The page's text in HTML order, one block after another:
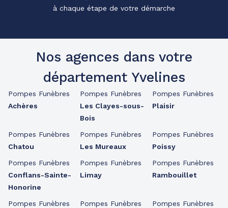
à chaque étape de votre démarche
Nos agences dans votre
département Yvelines
Pompes Funèbres
Achères
Pompes Funèbres
Chatou
Pompes Funèbres
Conflans-Sainte-
Honorine
Pompes Funèbres
Pompes Funèbres
Les Clayes-sous-
Bois
Pompes Funèbres
Les Mureaux
Pompes Funèbres
Limay
Pompes Funèbres
Pompes Funèbres
Plaisir
Pompes Funèbres
Poissy
Pompes Funèbres
Rambouillet
Pompes Funèbres